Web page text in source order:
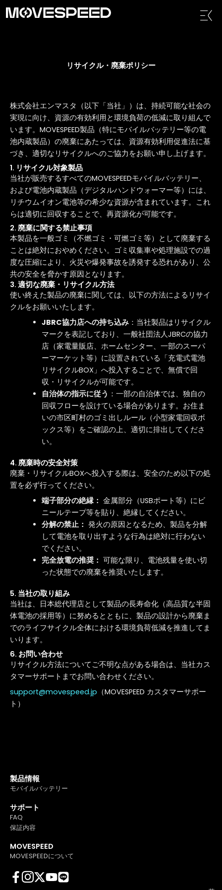
内
容
メ
ニ
リサイクル・廃棄ポリシー
株式会社エンマスタ（以下「当社」）は、持続可能な社会の
実現に向け、資源の有効利用と環境負荷の低減に取り組んで
います。MOVESPEED製品（特にモバイルバッテリー等の電
池内蔵製品）の廃棄にあたっては、資源有効利用促進法に基
づき、適切なリサイクルへのご協力をお願い申し上げます。
1. リサイクル対象製品
当社が販売するすべてのMOVESPEEDモバイルバッテリー、
および電池内蔵製品（デジタルハンドウォーマー等）には、
リチウムイオン電池等の希少な資源が含まれています。これ
らは適切に回収することで、再資源化が可能です。
2. 廃棄に関する禁止事項
本製品を一般ゴミ（不燃ゴミ・可燃ゴミ等）として廃棄する
ことは絶対におやめください。ゴミ収集車や処理施設での過
度な圧縮により、火災や爆発事故を誘発する恐れがあり、公
共の安全を脅かす原因となります。
3. 適切な廃棄・リサイクル方法
使い終えた製品の廃棄に関しては、以下の方法によるリサイ
クルをお願いいたします。
JBRC協力店への持ち込み：当社製品はリサイクル
マークを表記しており、一般社団法人JBRCの協力
店（家電量販店、ホームセンター、一部のスーパ
ーマーケット等）に設置されている「充電式電池
リサイクルBOX」へ投入することで、無償で回
収・リサイクルが可能です。
自治体の指示に従う ：一部の自治体では、独自の
回収フローを設けている場合があります。お住ま
いの市区町村のゴミ出しルール（小型家電回収ボ
ックス等）をご確認の上、適切に排出してくださ
い。
4. 廃棄時の安全対策
廃棄・リサイクルBOXへ投入する際は、安全のため以下の処
置を必ず行ってください。
端子部分の絶縁： 金属部分（USBポート等）にビ
ニールテープ等を貼り、絶縁してください。
分解の禁止： 発火の原因となるため、製品を分解
して電池を取り出すような行為は絶対に行わない
でください。
完全放電の推奨： 可能な限り、電池残量を使い切
った状態での廃棄を推奨いたします。
5. 当社の取り組み
当社は、日本総代理店として製品の長寿命化（高品質な半固
体電池の採用等）に努めるとともに、製品の設計から廃棄ま
でのライフサイクル全体における環境負荷低減を推進してま
いります。
6. お問い合わせ
リサイクル方法についてご不明な点がある場合は、当社カス
タマーサポートまでお問い合わせください。
support@movespeed.jp （MOVESPEED カスタマーサポー
ト）
製品情報
モバイルバッテリー
サポート
FAQ
保証内容
MOVESPEED
MOVESPEEDについて